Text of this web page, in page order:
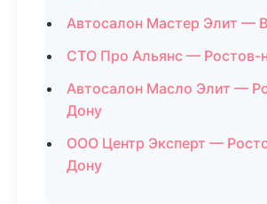
Автосалон Мастер Элит —
СТО Про Альянс — Ростов-
Автосалон Масло Элит —
Дону
ООО Центр Эксперт —
Дону